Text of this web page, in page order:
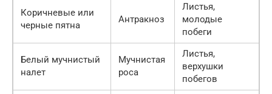
Коричневые или
черные пятна
Антракноз
Листья,
молодые
побеги
Белый мучнистый
налет
Мучнистая
роса
Листья,
верхушки
побегов